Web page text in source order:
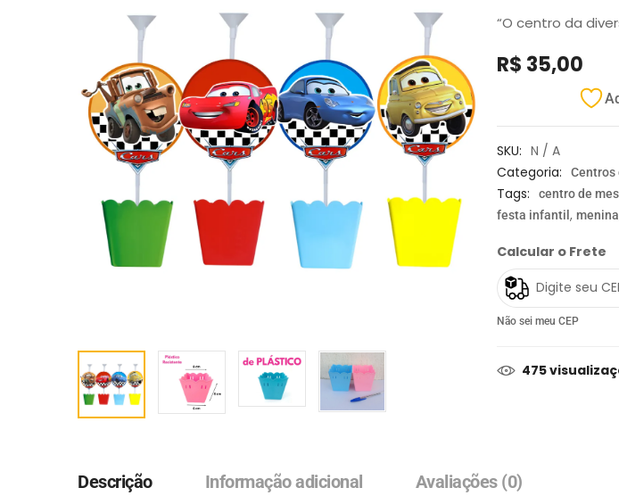
“O centro da
R$ 35,00
SKU: N / A
Categoria:
Centros
Tags: centro de
festa infantil ,menina
Calcular o Frete
Não sei meu CEP
475
Descrição Informação adicional Avaliações (0)